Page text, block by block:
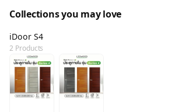
Collections you may love
iDoor S4
2 Products